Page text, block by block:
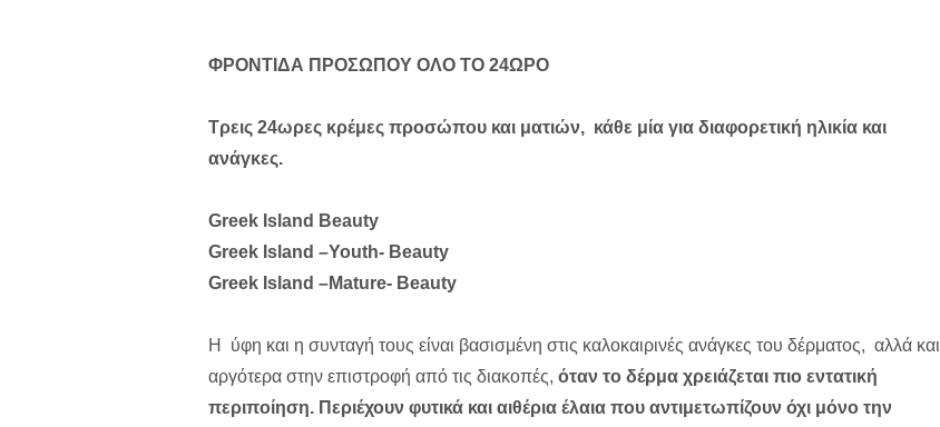
ΦΡΟΝΤΙΔΑ ΠΡΟΣΩΠΟΥ ΟΛΟ ΤΟ 24ΩΡΟ
Τρεις 24ωρες κρέμες προσώπου και ματιών, κάθε μία για διαφορετική ηλικία και
ανάγκες.
Greek Island Beauty
Greek Island –Youth- Beauty
Greek Island –Mature- Beauty
Η ύφη και η συνταγή τους είναι βασισμένη στις καλοκαιρινές ανάγκες του δέρματος, αλλά και
αργότερα στην επιστροφή από τις διακοπές, όταν το δέρμα χρειάζεται πιο εντατική
περιποίηση. Περιέχουν φυτικά και αιθέρια έλαια που αντιμετωπίζουν όχι μόνο την